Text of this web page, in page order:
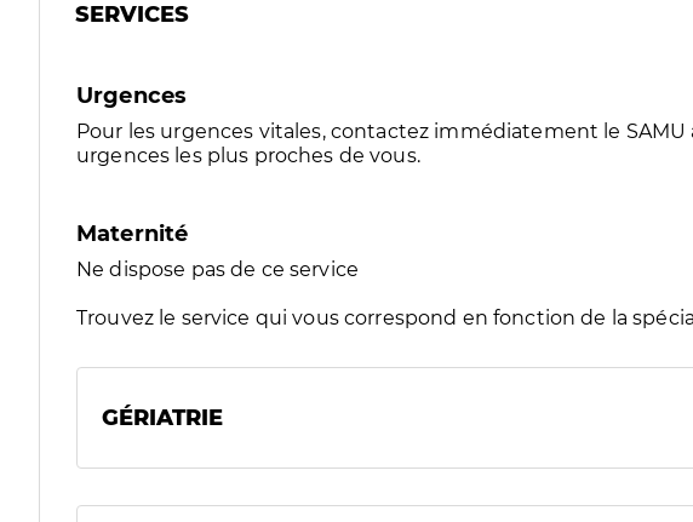
SERVICES
Urgences
Pour les urgences vitales, contactez immédiatement le SAMU
urgences les plus proches de vous.
Maternité
Ne dispose pas de ce service
Trouvez le service qui vous correspond en fonction de la
GÉRIATRIE